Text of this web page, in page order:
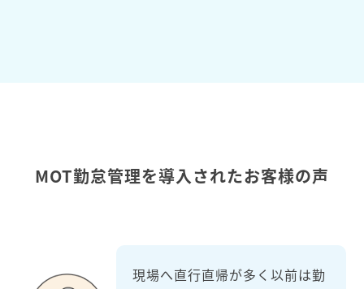
MOT勤怠管理を導入されたお客様の声
現場へ直行直帰が多く以前は勤